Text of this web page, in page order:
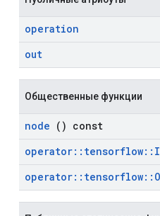
operation
out
Общественные функции
node () const
operator:: tensorflow::
operator:: tensorflow::